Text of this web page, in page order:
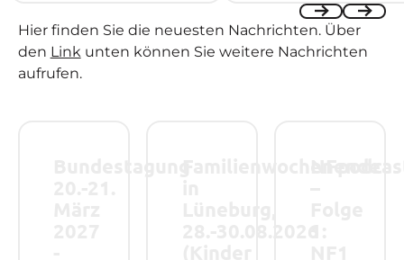
Previous
Next
Hier finden Sie die neuesten Nachrichten. Über
den Link unten können Sie weitere Nachrichten
aufrufen.